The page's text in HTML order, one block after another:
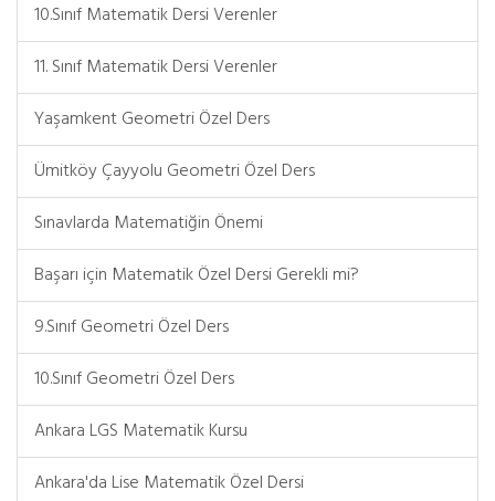
10.Sınıf Matematik Dersi Verenler
11. Sınıf Matematik Dersi Verenler
Yaşamkent Geometri Özel Ders
Ümitköy Çayyolu Geometri Özel Ders
Sınavlarda Matematiğin Önemi
Başarı için Matematik Özel Dersi Gerekli mi?
9.Sınıf Geometri Özel Ders
10.Sınıf Geometri Özel Ders
Ankara LGS Matematik Kursu
Ankara'da Lise Matematik Özel Dersi